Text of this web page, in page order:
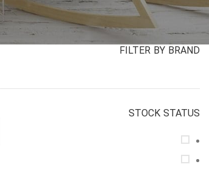
FILTER BY BRAND
STOCK STATUS